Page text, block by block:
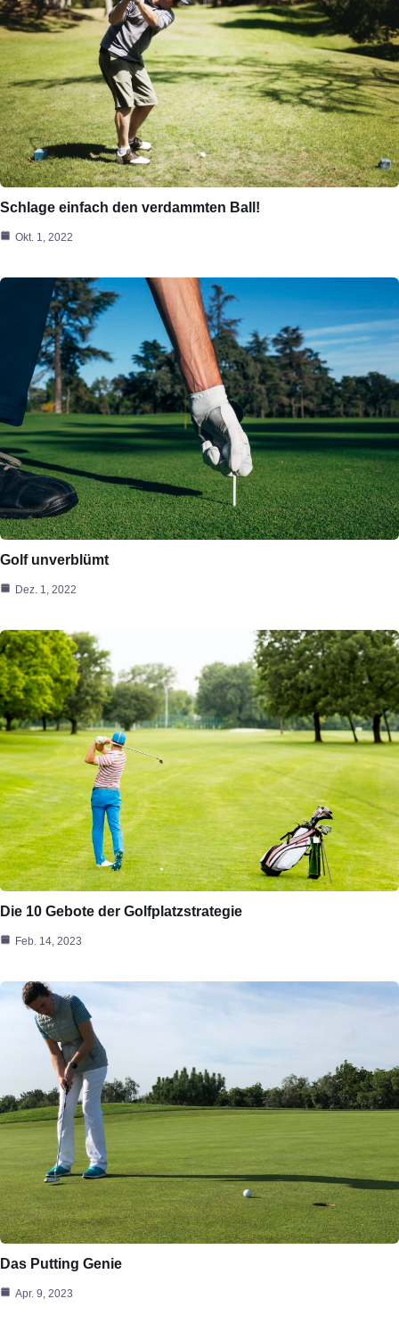
Schlage einfach den verdammten Ball!
Okt. 1, 2022
Golf unverblümt
Dez. 1, 2022
Die 10 Gebote der Golfplatzstrategie
Feb. 14, 2023
Das Putting Genie
Apr. 9, 2023